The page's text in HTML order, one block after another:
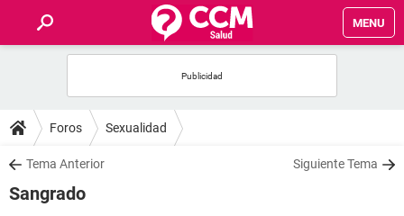
MENU
FOROS
SALUD
FAMILIA
Foros Sexualidad
Tema Anterior Siguiente Tema
Sangrado